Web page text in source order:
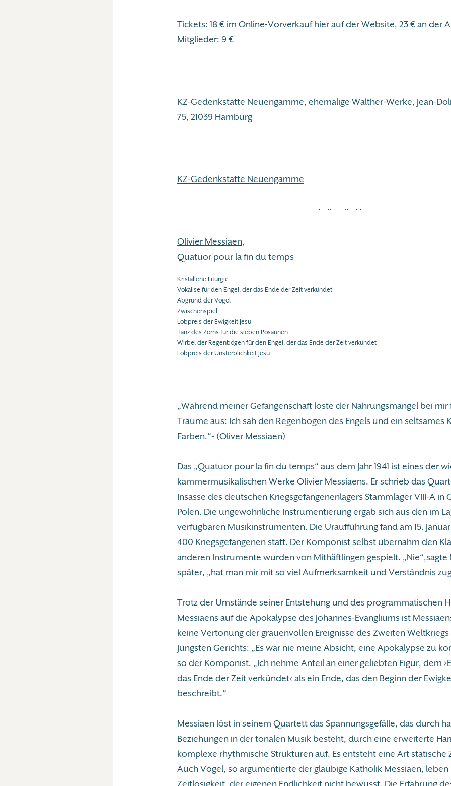
Tickets: 18 € im Online-Vorverkauf hier auf der Website, 23 € an der
Mitglieder: 9 €
KZ-Gedenkstätte Neuengamme, ehemalige Walther-Werke, Jean-
75, 21039 Hamburg
KZ-Gedenkstätte Neuengamme
Olivier Messiaen,
Quatuor pour la fin du temps
Kristallene Liturgie
Vokalise für den Engel, der das Ende der Zeit verkündet
Abgrund der Vögel
Zwischenspiel
Lobpreis der Ewigkeit Jesu
Tanz des Zorns für die sieben Posaunen
Wirbel der Regenbögen für den Engel, der das Ende der Zeit verkündet
Lobpreis der Unsterblichkeit Jesu
„Während meiner Gefangenschaft löste der Nahrungsmangel bei mir
Träume aus: Ich sah den Regenbogen des Engels und ein seltsames
Farben.“- (Oliver Messiaen)
Das „Quatuor pour la fin du temps“ aus dem Jahr 1941 ist eines der
kammermusikalischen Werke Olivier Messiaens. Er schrieb das
Insasse des deutschen Kriegsgefangenenlagers Stammlager VIII-A in
Polen. Die ungewöhnliche Instrumentierung ergab sich aus den im
verfügbaren Musikinstrumenten. Die Uraufführung fand am 15. Januar
400 Kriegsgefangenen statt. Der Komponist selbst übernahm den
anderen Instrumente wurden von Mithäftlingen gespielt. „Nie“,sagte
später, „hat man mir mit so viel Aufmerksamkeit und Verständnis
Trotz der Umstände seiner Entstehung und des programmatischen
Messiaens auf die Apokalypse des Johannes-Evangliums ist
keine Vertonung der grauenvollen Ereignisse des Zweiten
Jüngsten Gerichts: „Es war nie meine Absicht, eine Apokalypse zu
so der Komponist. „Ich nehme Anteil an einer geliebten Figur, dem
das Ende der Zeit verkündet‹ als ein Ende, das den Beginn der
beschreibt.“
Messiaen löst in seinem Quartett das Spannungsgefälle, das durch
Beziehungen in der tonalen Musik besteht, durch eine erweiterte
komplexe rhythmische Strukturen auf. Es entsteht eine Art statische
Auch Vögel, so argumentierte der gläubige Katholik Messiaen, leben
Zeitlosigkeit, der eigenen Endlichkeit nicht bewusst. Die Erfahrung